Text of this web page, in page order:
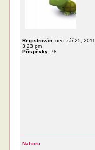
Registrován: ned zář 25, 2011
3:23 pm
Příspěvky: 78
Nahoru